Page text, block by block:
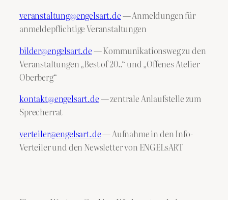
veranstaltung@engelsart.de— Anmeldungen für
anmeldepflichtige Veranstaltungen
bilder@engelsart.de— Kommunikationsweg zu den
Veranstaltungen „Best of 20..“ und „Offenes Atelier
Oberberg“
kontakt@engelsart.de— zentrale Anlaufstelle zum
Sprecherrat
verteiler@engelsart.de— Aufnahme in den Info-
Verteiler und den Newsletter von ENGELsART